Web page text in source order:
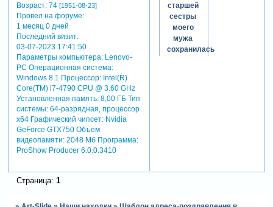
Возраст:74 [1951-08-23]
Провел на форуме:
1 месяц 0 дней
Последний визит:
03-07-2023 17:41:50
Параметры компьютера:Lenovo-
PC Операционная система:
Windows 8.1 Процессор: Intel(R)
Core(TM) i7-4790 CPU @ 3.60 GHz
Установленная память: 8,00 ГБ Тип
системы: 64-разрядная, процессор
х64 Графический чипсет: Nvidia
GeForce GTX750 Объем
видеопамяти: 2048 Мб Программа:
ProShow Producer 6.0.0.3410
старшей
сестры
моего
мужа
сохранилась
часто
всевозможные
Страница: 1